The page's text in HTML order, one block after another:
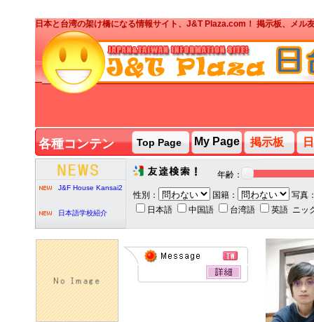
日本と台湾の架け橋になる情報サイト、J&T Plaza.com！ 掲示板、メル
各種コンテン
ツ
Top Page My Page 掲示板
2020/2/7
J&F House Kansai2
日本語学校紹介
J&T PARTY台湾人ボ
ランティア募集
J&T PARTY
2020/2/7
年齢：
性別： 国籍：
写真
日本語
中国語 台湾語 英語 ニッ